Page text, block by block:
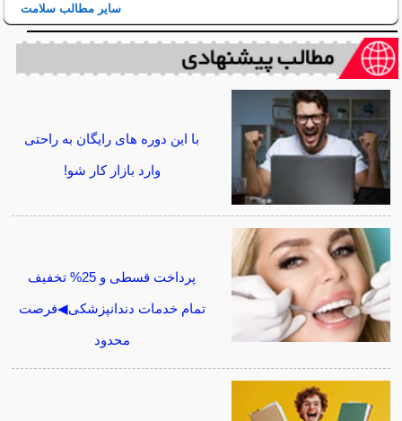
سایر مطالب سلامت
با این دوره های رایگان به راحتی
وارد بازار کار شو!
پرداخت قسطی و 25% تخفیف
تمام خدمات دندانپزشکی◀فرصت
محدود